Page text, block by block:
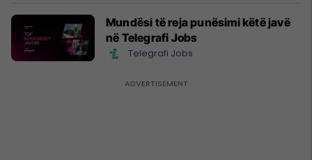
Mundësi të reja punësimi këtë javë
në Telegrafi Jobs
Telegrafi Jobs